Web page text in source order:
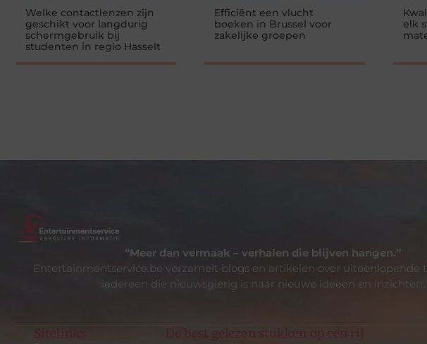
Welke contactlenzen zijn
geschikt voor langdurig
schermgebruik bij
studenten in regio Hasselt
Efficiënt een vlucht
boeken in Brussel voor
zakelijke groepen
elk
“Meer dan vermaak – verhalen die blijven hangen.”
Entertainmentservice.be verzamelt blogs en artikelen over uiteenlopende
iedereen die nieuwsgierig is naar nieuwe ideeën en inzichten.